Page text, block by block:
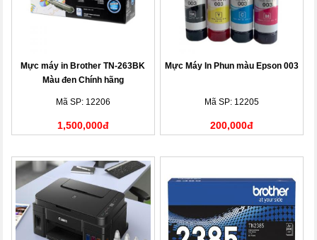
Mực máy in Brother TN-263BK
Màu đen Chính hãng
Mã SP: 12206
1,500,000đ
Mực Máy In Phun màu Epson 003
Mã SP: 12205
200,000đ